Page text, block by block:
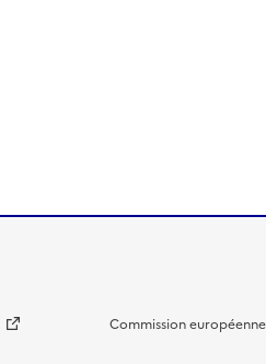
Commission européenne